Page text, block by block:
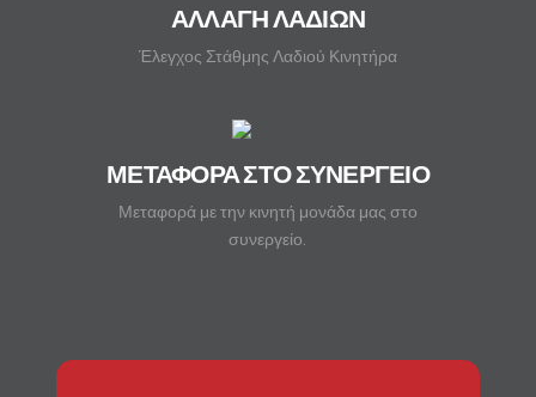
ΑΛΛΑΓΗ ΛΑΔΙΩΝ
Έλεγχος Στάθμης Λαδιού Κινητήρα
ΜΕΤΑΦΟΡΑ ΣΤΟ ΣΥΝΕΡΓΕΙΟ
Μεταφορά με την κινητή μονάδα μας στο
συνεργείο.